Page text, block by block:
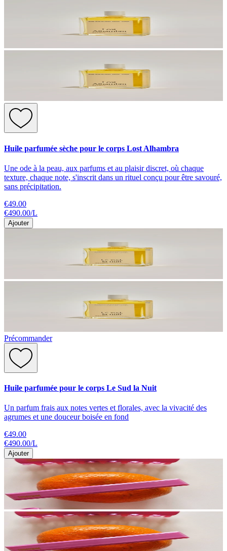
Huile parfumée sèche pour le corps Lost Alhambra
Une ode à la peau, aux parfums et au plaisir discret, où chaque
texture, chaque note, s'inscrit dans un rituel conçu pour être savouré,
sans précipitation.
€49.00
€490.00/L
Ajouter
Précommander
Huile parfumée pour le corps Le Sud la Nuit
Un parfum frais aux notes vertes et florales, avec la vivacité des
agrumes et une douceur boisée en fond
€49.00
€490.00/L
Ajouter